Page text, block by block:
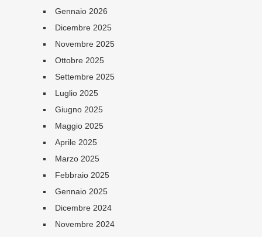
Gennaio 2026
Dicembre 2025
Novembre 2025
Ottobre 2025
Settembre 2025
Luglio 2025
Giugno 2025
Maggio 2025
Aprile 2025
Marzo 2025
Febbraio 2025
Gennaio 2025
Dicembre 2024
Novembre 2024